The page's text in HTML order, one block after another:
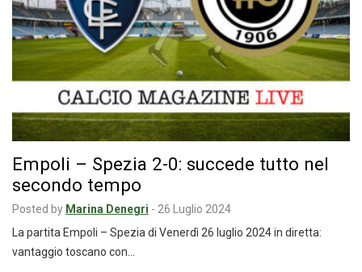
Empoli – Spezia 2-0: succede tutto nel
secondo tempo
Posted by Marina Denegri - 26 Luglio 2024
La partita Empoli – Spezia di Venerdì 26 luglio 2024 in diretta:
vantaggio toscano con…